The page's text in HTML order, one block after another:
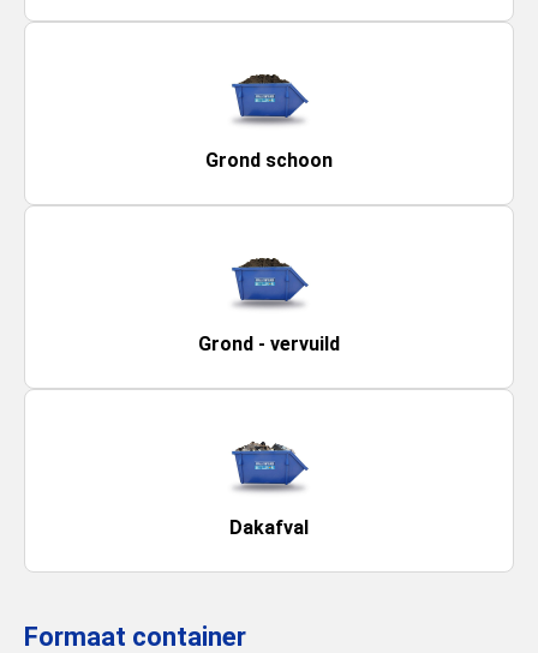
Grond schoon
Grond - vervuild
Dakafval
Formaat container